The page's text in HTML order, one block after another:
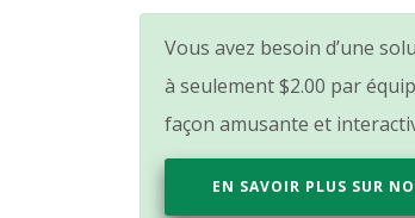
Vous avez besoin d’une
à seulement$2.00 par
façon amusante et
EN SAVOIR PLUS SUR